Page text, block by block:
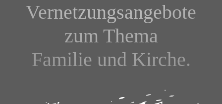
Vernetzungsangebote
zum Thema
Familie und Kirche.